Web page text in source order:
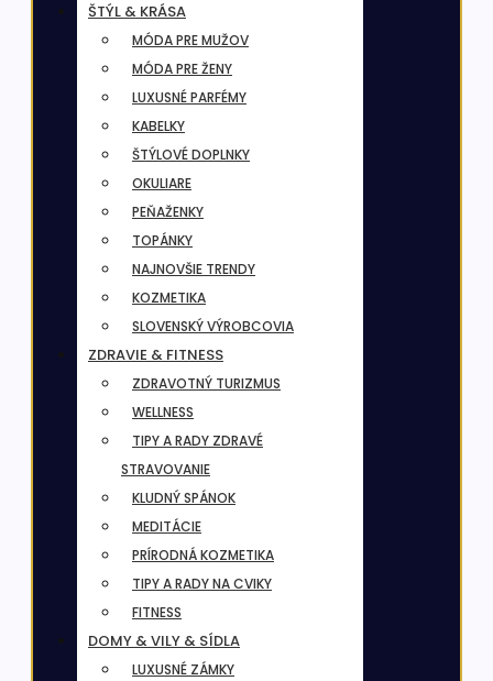
ŠTÝL & KRÁSA
MÓDA PRE MUŽOV
MÓDA PRE ŽENY
LUXUSNÉ PARFÉMY
KABELKY
ŠTÝLOVÉ DOPLNKY
OKULIARE
PEŇAŽENKY
TOPÁNKY
NAJNOVŠIE TRENDY
KOZMETIKA
SLOVENSKÝ VÝROBCOVIA
ZDRAVIE & FITNESS
ZDRAVOTNÝ TURIZMUS
WELLNESS
TIPY A RADY ZDRAVÉ
STRAVOVANIE
KLUDNÝ SPÁNOK
MEDITÁCIE
PRÍRODNÁ KOZMETIKA
TIPY A RADY NA CVIKY
FITNESS
DOMY & VILY & SÍDLA
LUXUSNÉ ZÁMKY